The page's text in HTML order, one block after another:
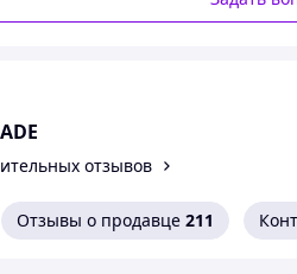
отзывов
Отзывы о продавце 211